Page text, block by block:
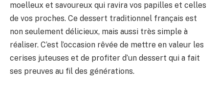
moelleux et savoureux qui ravira vos papilles et celles
de vos proches. Ce dessert traditionnel français est
non seulement délicieux, mais aussi très simple à
réaliser. C’est l’occasion rêvée de mettre en valeur les
cerises juteuses et de profiter d’un dessert qui a fait
ses preuves au fil des générations.